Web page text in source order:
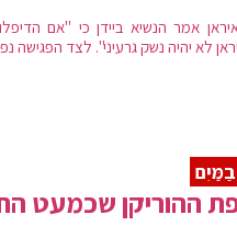
מצרפת, ספרד, הממלכה המאוחדת,
בסוגיית זכויות
בסופו של דבר לסיומה של
נחשבת לציר המרכזי. כיום, לרשות
אמר הנשיא ביידן כי "אם
לא יהיה נשק גרעיני". לצד הפגישה
ההוריקן שכמעט